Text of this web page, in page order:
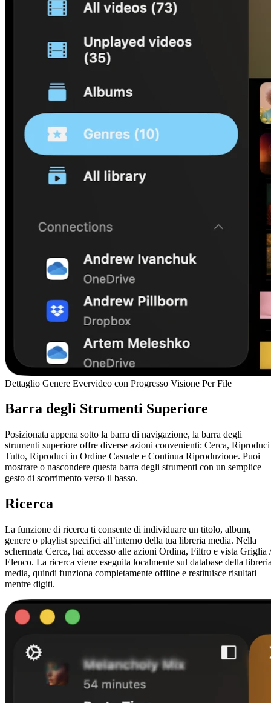
Dettaglio Genere Evervideo con Progresso Visione Per File
Barra degli Strumenti Superiore
Posizionata appena sotto la barra di navigazione, la barra degli
strumenti superiore offre diverse azioni convenienti: Cerca, Riproduci
Tutto, Riproduci in Ordine Casuale e Continua Riproduzione. Puoi
mostrare o nascondere questa barra degli strumenti con un semplice
gesto di scorrimento verso il basso.
Ricerca
La funzione di ricerca ti consente di individuare un titolo, album,
genere o playlist specifici all’interno della tua libreria media. Nella
schermata Cerca, hai accesso alle azioni Ordina, Filtro e vista Griglia /
Elenco. La ricerca viene eseguita localmente sul database della
media, quindi funziona completamente offline e restituisce risultati
mentre digiti.